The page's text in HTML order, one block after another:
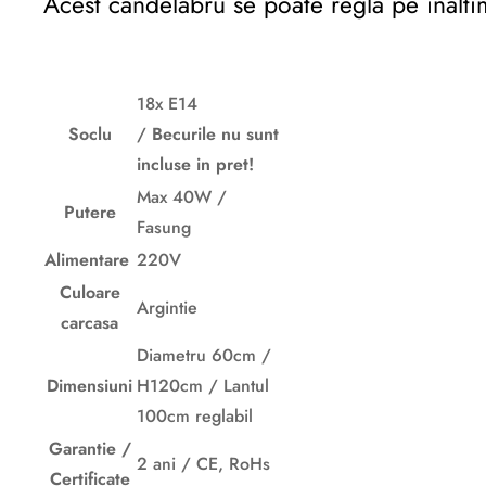
Soclu
18x E14
/ Becurile nu sunt
incluse in pret!
Putere
Max 40W /
Fasung
Alimentare 220V
Culoare
carcasa
Argintie
Dimensiuni
Diametru 60cm /
H120cm / Lantul
100cm reglabil
Garantie /
Certificate
2 ani / CE, RoHs